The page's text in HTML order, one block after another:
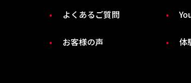
よくあるご質問
お客様の声 体